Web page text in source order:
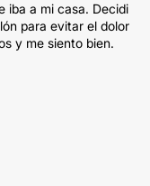
iba a mi casa. Decidi
para evitar el dolor
y me siento bien.